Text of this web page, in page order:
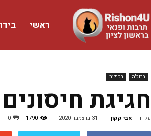
www.rishon4u.co.il
ראשי
ברנז'ה רכילות
חגיגת
על ידי אבי קקון- 31 בדצמבר 2020 1790
0